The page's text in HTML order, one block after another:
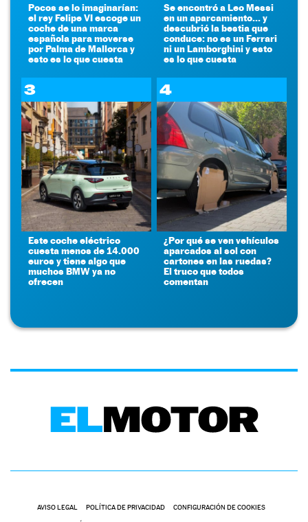
Pocos se lo imaginarían:
el rey Felipe VI escoge un
coche de una marca
española para moverse
por Palma de Mallorca y
esto es lo que cuesta
Se encontró a Leo Messi
en un aparcamiento... y
descubrió la bestia que
conduce: no es un Ferrari
ni un Lamborghini y esto
es lo que cuesta
3
Este coche eléctrico
cuesta menos de 14.000
euros y tiene algo que
muchos BMW ya no
ofrecen
4
¿Por qué se ven vehículos
aparcados al sol con
cartones en las ruedas?
El truco que todos
comentan
AVISO LEGAL POLÍTICA DE PRIVACIDAD CONFIGURACIÓN DE COOKIES